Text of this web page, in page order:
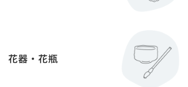
花器・花瓶